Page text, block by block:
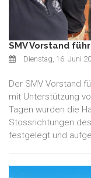
SMV Vorstand
Dienstag, 16. Juni
Der SMV Vorstand
mit Unterstützung
Tagen wurden die
Stossrichtungen
festgelegt und